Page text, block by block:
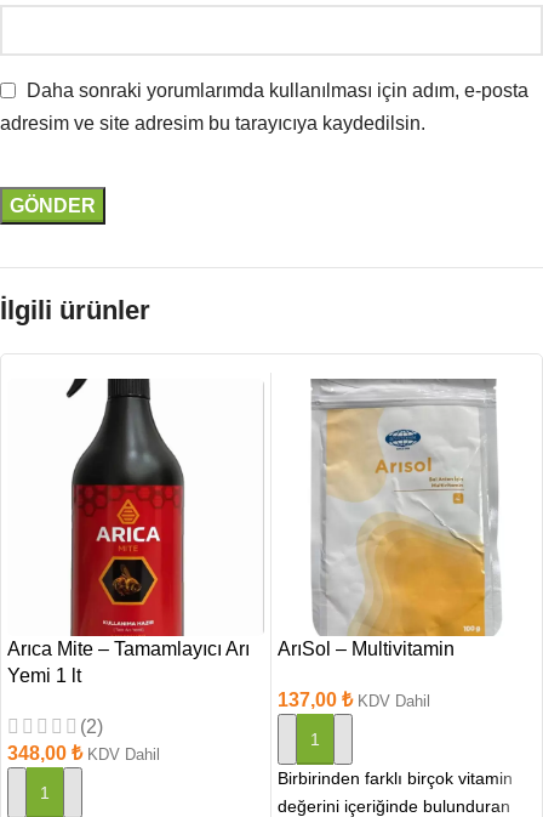
Daha sonraki yorumlarımda kullanılması için adım, e-posta
adresim ve site adresim bu tarayıcıya kaydedilsin.
İlgili ürünler
Arıca Mite – Tamamlayıcı Arı
Yemi 1 lt
(2)
348,00 ₺ KDV Dahil
SEPETE EKLE
ArıSol – Multivitamin
137,00 ₺ KDV Dahil
SEPETE EKLE
Birbirinden farklı birçok vitamin
değerini içeriğinde bulunduran